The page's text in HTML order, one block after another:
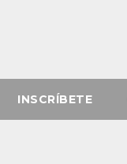
INSCRÍBETE